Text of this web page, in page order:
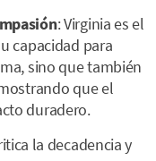
: Virginia es el
capacidad para
sino que también
que el
duradero.
la decadencia y